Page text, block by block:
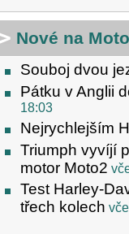
Nové na
Souboj dvou
Pátku v Anglii
18:03
Nejrychlejším
Triumph vyvíjí
motor Moto2
Test Harley-
třech kolech